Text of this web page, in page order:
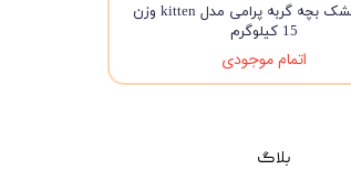
غذای خشک بچه گربه پرامی مدل kitten وزن
15 کیلوگرم
اتمام موجودی
بلاگ